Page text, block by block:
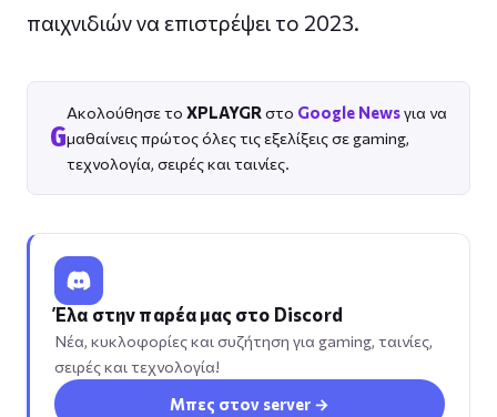
παιχνιδιών να επιστρέψει το 2023.
G
Ακολούθησε το XPLAYGR στο Google Newsγια να
μαθαίνεις πρώτος όλες τις εξελίξεις σε gaming,
τεχνολογία, σειρές και ταινίες.
Έλα στην παρέα μας στο Discord
Νέα, κυκλοφορίες και συζήτηση για gaming, ταινίες,
σειρές και τεχνολογία!
Μπες στον server →